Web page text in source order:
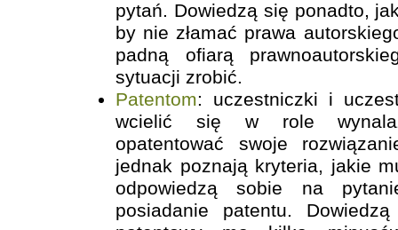
pytań. Dowiedzą się ponadto,
by nie złamać prawa
padną ofiarą
sytuacji zrobić.
Patentom: uczestniczki i
wcielić się w role
opatentować swoje
jednak poznają kryteria, jakie
odpowiedzą sobie na
posiadanie patentu.